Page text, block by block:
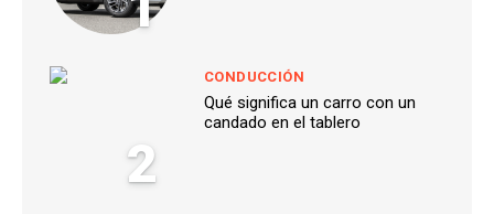
2
CONDUCCIÓN
Qué significa un carro con un
candado en el tablero